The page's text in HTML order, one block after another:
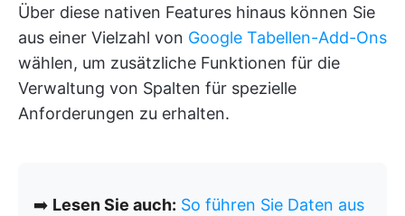
Über diese nativen Features hinaus können Sie
aus einer Vielzahl von Google Tabellen-Add-Ons
wählen, um zusätzliche Funktionen für die
Verwaltung von Spalten für spezielle
Anforderungen zu erhalten.
➡️ Lesen Sie auch: So führen Sie Daten aus